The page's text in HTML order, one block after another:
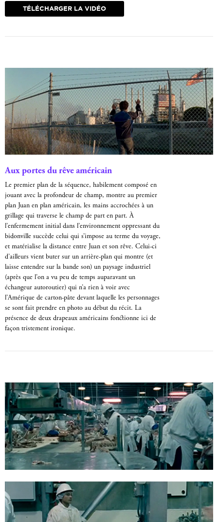
personnages.
TÉLÉCHARGER LA VIDÉO
Aux portes du rêve américain
Le premier plan de la séquence, habilement composé en
jouant avec la profondeur de champ, montre au premier
plan Juan en plan américain, les mains accrochées à un
grillage qui traverse le champ de part en part. À
l’enfermement initial dans l’environnement oppressant du
bidonville succède celui qui s’impose au terme du voyage,
et matérialise la distance entre Juan et son rêve. Celui-ci
d’ailleurs vient buter sur un arrière-plan qui montre (et
laisse entendre sur la bande son) un paysage industriel
(après que l’on a vu peu de temps auparavant un
échangeur autoroutier) qui n’a rien à voir avec
l’Amérique de carton-pâte devant laquelle les personnages
se sont fait prendre en photo au début du récit. La
présence de deux drapeaux américains fonctionne ici de
façon tristement ironique.